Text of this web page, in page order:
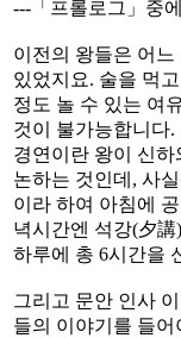
---「프롤로그」중
이전의 왕들은 어
있었지요. 술을 먹
정도 놀 수 있는 여
것이 불가능합니다
경연이란 왕이 신하
논하는 것인데, 사
이라 하여 아침에
녁시간엔 석강(夕
하루에 총 6시간을
그리고 문안 인사
들의 이야기를 들어